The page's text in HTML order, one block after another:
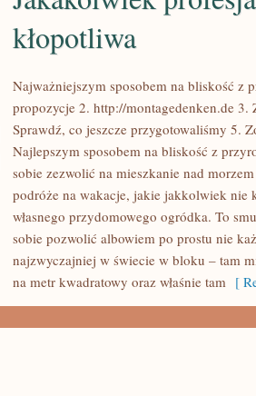
JAKAKOLWIEK
MOŻE
kłopotliwa
Najważniejszym sposobem na bliskość z
propozycje 2. http://montagedenken.de 3.
Sprawdź, co jeszcze przygotowaliśmy 5.
Najlepszym sposobem na bliskość z
sobie zezwolić na mieszkanie nad
podróże na wakacje, jakie jakkolwiek nie
własnego przydomowego ogródka. To
sobie pozwolić albowiem po prostu nie
najzwyczajniej w świecie w bloku – tam
na metr kwadratowy oraz właśnie tam [